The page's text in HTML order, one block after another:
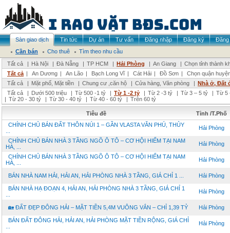
Sàn giao dịch Tin tức Dự án Tư vấn Đăng nhập Đăng ký
Đăng
Cần bán
Cho thuê
Tìm theo nhu cầu
Tất cả
| Hà Nội | Đà Nẵng | TP HCM | Hải Phòng | An Giang | Chọn tỉnh thành
Tất cả | An Dương | An Lão | Bạch Long Vĩ | Cát Hải | Đồ Sơn |
Chọn quận
Tất cả
| Mặt phố, Mặt tiền | Chung cư ,căn hộ | Cửa hàng, Văn phòng | Nhà ở, Đất
Tất cả
| Dưới 500 triệu | Từ 500 -1 tỷ | Từ 1 -2 tỷ | Từ 2 -3 tỷ | Từ 3 – 5 tỷ | Từ 5
| Từ 20 - 30 tỷ | Từ 30 - 40 tỷ | Từ 40 - 60 tỷ | Trên 60 tỷ
Tiêu đề
Tỉnh /T.Phố
CHÍNH CHỦ BÁN ĐẤT THÔN NÚI 1 – GẦN VLASTA VĂN PHÚ, THỦY
Hải Phòng
CHÍNH CHỦ BÁN NHÀ 3 TẦNG NGÕ Ô TÔ – CƠ HỘI HIẾM TẠI NAM
HÀ, ...
Hải Phòng
CHÍNH CHỦ BÁN NHÀ 3 TẦNG NGÕ Ô TÔ – CƠ HỘI HIẾM TẠI NAM
HÀ, ...
Hải Phòng
BÁN NHÀ NAM HẢI, HẢI AN, HẢI PHÒNG NHÀ 3 TẦNG, GIÁ CHỈ 1 ... Hải Phòng
BÁN NHÀ HẠ ĐOẠN 4, HẢI AN, HẢI PHÒNG NHÀ 3 TẦNG, GIÁ CHỈ 1
Hải Phòng
🏡 ĐẤT ĐẸP ĐÔNG HẢI – MẶT TIỀN 5,4M VUÔNG VẮN – CHỈ 1,39 TỶ Hải Phòng
BÁN ĐẤT ĐÔNG HẢI, HẢI AN, HẢI PHÒNG MẶT TIỀN RỘNG, GIÁ CHỈ
Hải Phòng